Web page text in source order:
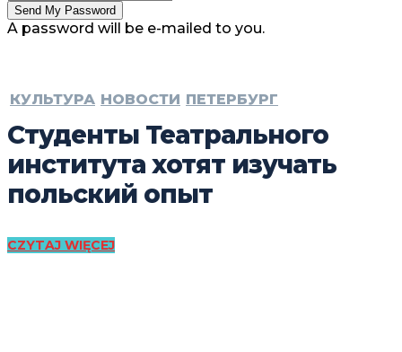
A password will be e-mailed to you.
КУЛЬТУРА НОВОСТИ ПЕТЕРБУРГ
Студенты Театрального
института хотят изучать
польский опыт
CZYTAJ WIĘCEJ